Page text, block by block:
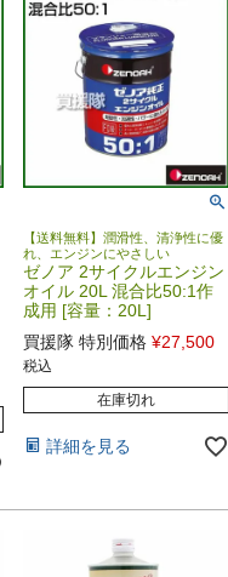
【送料無料】潤滑性、清浄性に優
れ、エンジンにやさしい
ゼノア 2サイクルエンジン
オイル 20L 混合比50:1作
成用 [容量：20L]
買援隊 特別価格 ¥27,500
税込
在庫切れ
詳細を見る